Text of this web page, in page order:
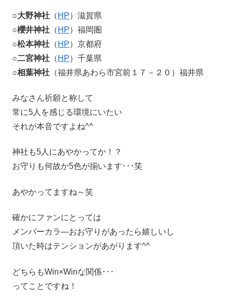
○大野神社 （ HP）滋賀県
○櫻井神社 （ HP）福岡圏
○松本神社 （ HP）京都府
○二宮神社 （ HP）千葉県
○相葉神社 （福井県あわら市宮前１７－２０）福井県
みなさん祈願と称して
常に5人を感じる環境にいたい
それが本音ですよね^^
神社も5人にあやかってか！？
お守りも何故か5色が揃います･･･笑
あやかってますね～笑
確かにファンにとっては
メンバーカラ―おお守りがあったら嬉しいし
頂いた時はテンションがあがります^^
どちらもWin×Winな関係･･･
ってことですね！